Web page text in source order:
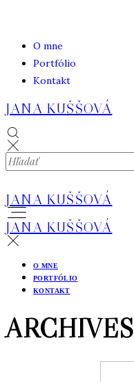
O mne
Portfólio
Kontakt
JANA KUŠŠOVÁ
JANA KUŠŠOVÁ
JANA KUŠŠOVÁ
O MNE
PORTFÓLIO
KONTAKT
ARCHIVES